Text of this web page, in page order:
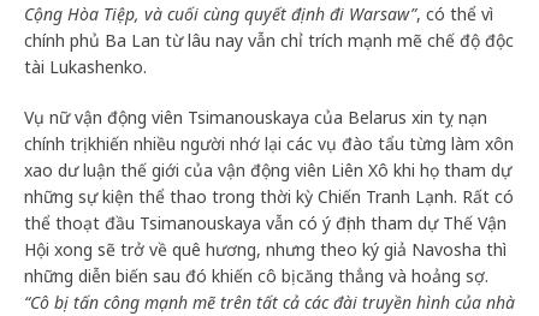
Cộng Hòa Tiệp, và cuối cùng quyết định đi Warsaw”, có thể vì
chính phủ Ba Lan từ lâu nay vẫn chỉ trích mạnh mẽ chế độ độc
tài Lukashenko.
Vụ nữ vận động viên Tsimanouskaya của Belarus xin tỵ nạn
chính trị khiến nhiều người nhớ lại các vụ đào tẩu từng làm xôn
xao dư luận thế giới của vận động viên Liên Xô khi họ tham dự
những sự kiện thể thao trong thời kỳ Chiến Tranh Lạnh. Rất có
thể thoạt đầu Tsimanouskaya vẫn có ý định tham dự Thế Vận
Hội xong sẽ trở về quê hương, nhưng theo ký giả Navosha thì
những diễn biến sau đó khiến cô bị căng thẳng và hoảng sợ.
“Cô bị tấn công mạnh mẽ trên tất cả các đài truyền hình của nhà